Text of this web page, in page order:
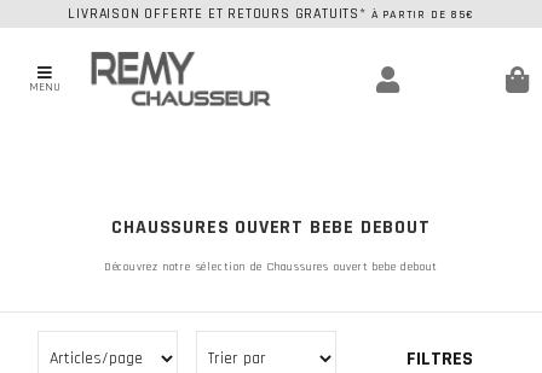
LIVRAISON OFFERTE ET RETOURS GRATUITS* À PARTIR DE 85€
MENU
CHAUSSURES OUVERT BEBE DEBOUT
Découvrez notre sélection de Chaussures ouvert bebe debout
FILTRES